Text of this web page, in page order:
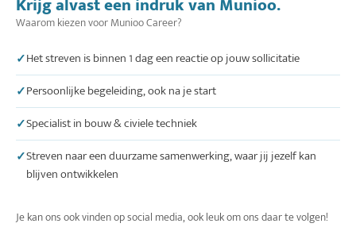
Waarom kiezen voor Munioo Career?
Het streven is binnen 1 dag een reactie op jouw sollicitatie
Persoonlijke begeleiding, ook na je start
Specialist in bouw & civiele techniek
Streven naar een duurzame samenwerking, waar jij jezelf kan
blijven ontwikkelen
Je kan ons ook vinden op social media, ook leuk om ons daar te volgen!